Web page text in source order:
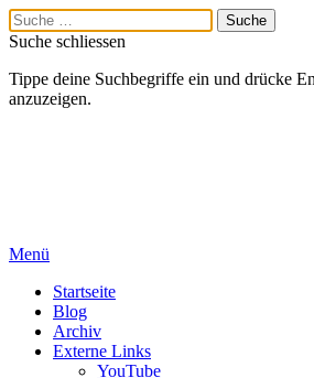
Suche schliessen
Tippe deine Suchbegriffe ein und drücke
anzuzeigen.
Menü
Startseite
Blog
Archiv
Externe Links
YouTube